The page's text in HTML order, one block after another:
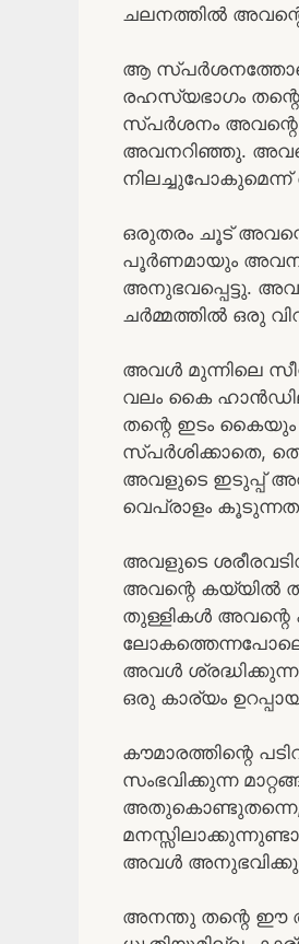
ചലനത്തിൽ
ആ
രഹസ്യഭാഗം
സ്പർശനം അവന്റെ
അവനറിഞ്ഞു.
നിലച്ചുപോകുമെന്ന്
ഒരുതരം ചൂട്
പൂർണമായും
അനുഭവപ്പെട്ടു.
ചർമ്മത്തിൽ ഒരു
അവൾ മുന്നിലെ
വലം കൈ
തന്റെ ഇടം
സ്പർശിക്കാതെ,
അവളുടെ ഇടുപ്പ്
വെപ്രാളം
അവളുടെ
അവന്റെ കയ്യിൽ
തുള്ളികൾ അവന്റെ
അവൾ
ഒരു കാര്യം
കൗമാരത്തിന്റെ
സംഭവിക്കുന്ന
അതുകൊണ്ടുതന്നെ,
അവൾ
അനന്തു തന്റെ ഈ